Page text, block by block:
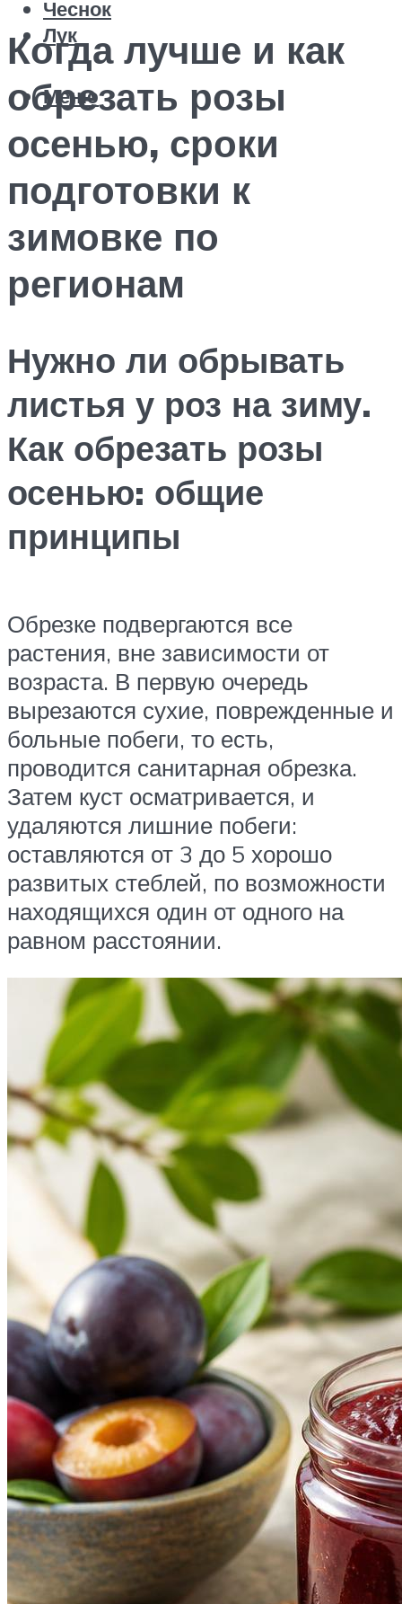
Чеснок
Лук
Меню
Когда лучше и как
обрезать розы
осенью, сроки
подготовки к
зимовке по
регионам
Нужно ли обрывать
листья у роз на зиму.
Как обрезать розы
осенью: общие
принципы
Обрезке подвергаются все
растения, вне зависимости от
возраста. В первую очередь
вырезаются сухие, поврежденные и
больные побеги, то есть,
проводится санитарная обрезка.
Затем куст осматривается, и
удаляются лишние побеги:
оставляются от 3 до 5 хорошо
развитых стеблей, по возможности
находящихся один от одного на
равном расстоянии.